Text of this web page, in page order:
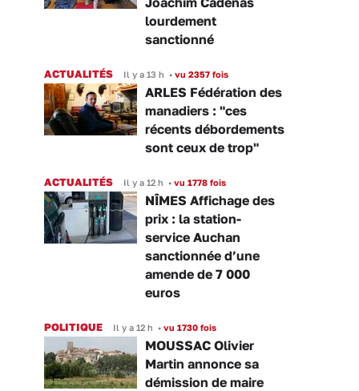
lourdement
sanctionné
ACTUALITÉS Il y a 13 h • vu 2357 fois
ARLES Fédération des
manadiers : "ces
récents débordements
sont ceux de trop"
ACTUALITÉS Il y a 12 h • vu 1778 fois
NÎMES Affichage des
prix : la station-
service Auchan
sanctionnée d’une
amende de 7 000
euros
POLITIQUE Il y a 12 h • vu 1730 fois
MOUSSAC Olivier
Martin annonce sa
démission de maire